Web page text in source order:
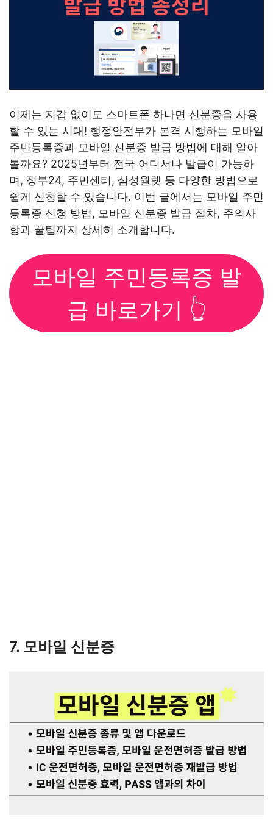
이제는 지갑 없이도 스마트폰 하나면 신분증을 사용
할 수 있는 시대! 행정안전부가 본격 시행하는 모바일
주민등록증과 모바일 신분증 발급 방법에 대해 알아
볼까요? 2025년부터 전국 어디서나 발급이 가능하
며, 정부24, 주민센터, 삼성월렛 등 다양한 방법으로
쉽게 신청할 수 있습니다. 이번 글에서는 모바일 주민
등록증 신청 방법, 모바일 신분증 발급 절차, 주의사
항과 꿀팁까지 상세히 소개합니다.
모바일 주민등록증 발
급 바로가기 👆
7. 모바일 신분증